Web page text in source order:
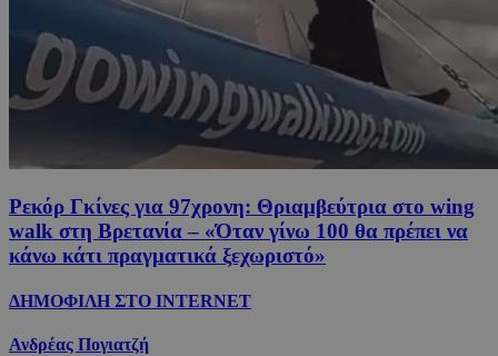
Ρεκόρ Γκίνες για 97χρονη: Θριαμβεύτρια στο wing
walk στη Βρετανία – «Όταν γίνω 100 θα πρέπει να
κάνω κάτι πραγματικά ξεχωριστό»
ΔΗΜΟΦΙΛΗ ΣΤΟ INTERNET
Ανδρέας Πογιατζή